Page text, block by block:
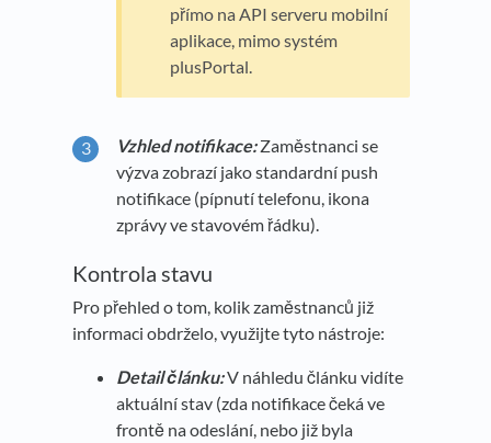
přímo na API serveru mobilní
aplikace, mimo systém
plusPortal.
Vzhled notifikace:Zaměstnanci se
výzva zobrazí jako standardní push
notifikace (pípnutí telefonu, ikona
zprávy ve stavovém řádku).
Kontrola stavu
Pro přehled o tom, kolik zaměstnanců již
informaci obdrželo, využijte tyto nástroje:
Detail článku:V náhledu článku vidíte
aktuální stav (zda notifikace čeká ve
frontě na odeslání, nebo již byla